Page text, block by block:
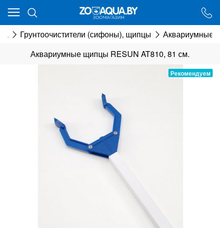
Грунтоочистители (сифоны), щипцы
Аквариумные
Аквариумные щипцы RESUN AT810, 81 см.
Рекомендуем
Ваш город - Минск,
ДА НЕТ